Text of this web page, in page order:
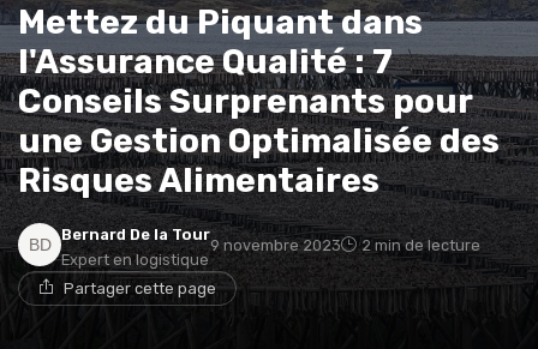
Mettez du Piquant dans
l'Assurance Qualité : 7
Conseils Surprenants pour
une Gestion Optimalisée des
Risques Alimentaires
Bernard De la Tour
Expert en logistique
9 novembre 2023 2 min de lecture
Partager cette page